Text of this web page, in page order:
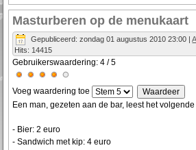
Masturberen op de menukaart
Gepubliceerd: zondag 01 augustus 2010 23:00 |
Hits: 14415
Gebruikerswaardering:4 /5
Voeg waardering toe
Een man, gezeten aan de bar, leest het
- Bier: 2 euro
- Sandwich met kip: 4 euro